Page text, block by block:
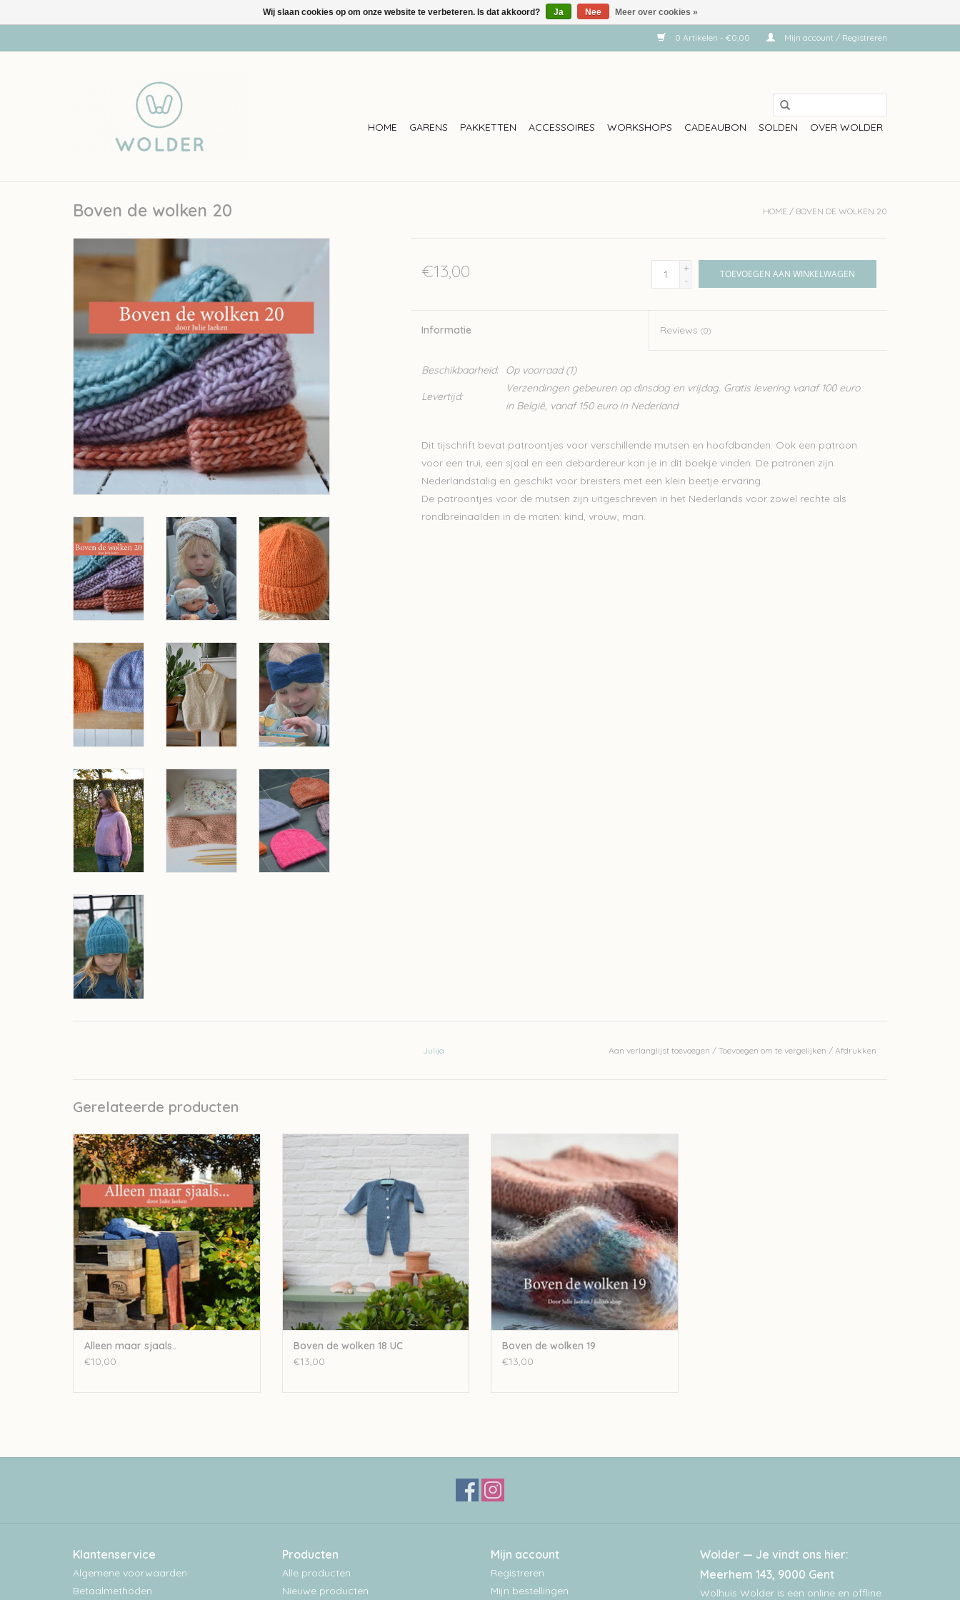
0 Artikelen - €0,00 Mijn account / Registreren
HOME GARENS PAKKETTEN ACCESSOIRES WORKSHOPS CADEAUBON SOLDEN OVER WOLDER
Boven de wolken 20 HOME / BOVEN DE WOLKEN 20
€13,00
+
-
TOEVOEGEN AAN WINKELWAGEN
Informatie Reviews(0)
Beschikbaarheid: Op voorraad(1)
Levertijd:
Verzendingen gebeuren op dinsdag en vrijdag. Gratis levering vanaf 100 euro
in België, vanaf 150 euro in Nederland
Dit tijschrift bevat patroontjes voor verschillende mutsen en hoofdbanden. Ook een patroon
voor een trui, een sjaal en een debardereur kan je in dit boekje vinden. De patronen zijn
Nederlandstalig en geschikt voor breisters met een klein beetje ervaring.
De patroontjes voor de mutsen zijn uitgeschreven in het Nederlands voor zowel rechte als
rondbreinaalden in de maten: kind, vrouw, man.
Julija Aan verlanglijst toevoegen / Toevoegen om te vergelijken / Afdrukken
Gerelateerde producten
Julija Alleen maar sjaals..
TOEVOEGEN AAN WINKELWAGEN
Alleen maar sjaals..
€10,00
Julija Boven de wolken 18 UC
TOEVOEGEN AAN WINKELWAGEN
Boven de wolken 18 UC
€13,00
TOEVOEGEN AAN WINKELWAGEN
Boven de wolken 19
€13,00
Klantenservice
Algemene voorwaarden
Betaalmethoden
Producten
Alle producten
Nieuwe producten
Mijn account
Registreren
Mijn bestellingen
Wolder — Je vindt ons hier:
Meerhem 143, 9000 Gent
Wolhuis Wolder is een online en offline
Wij slaan cookies op om onze website te verbeteren. Is dat akkoord? Ja Nee Meer over cookies »